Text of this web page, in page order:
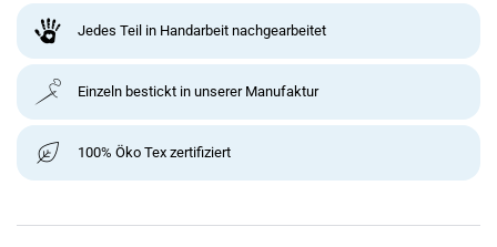
Jedes Teil in Handarbeit nachgearbeitet
Einzeln bestickt in unserer Manufaktur
100% Öko Tex zertifiziert